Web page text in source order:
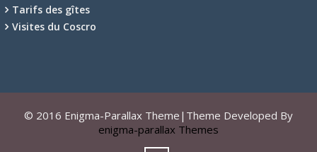
Tarifs des gîtes
Visites du Coscro
© 2016 Enigma-Parallax Theme|Theme Developed By
enigma-parallax Themes